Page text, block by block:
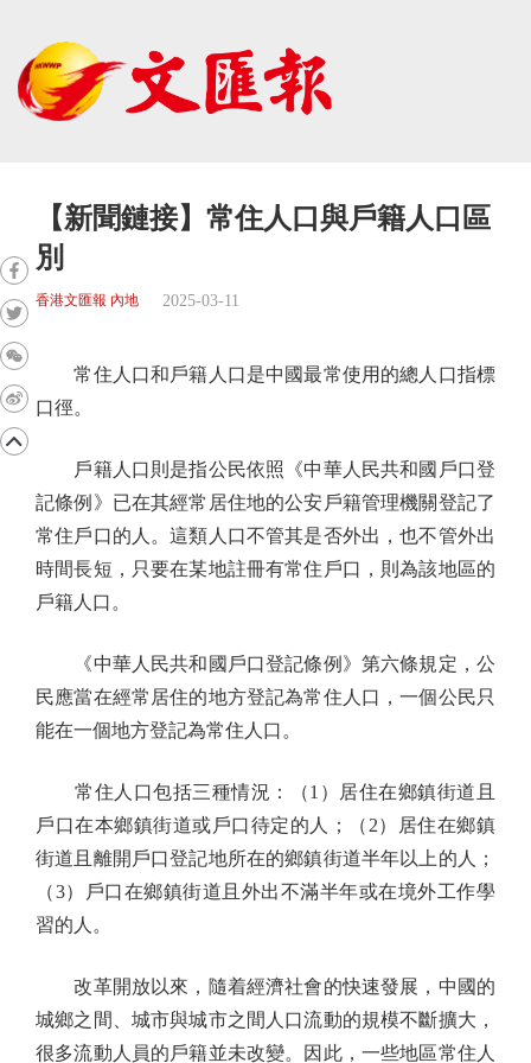
【新聞鏈接】常住人口與戶籍人口區
別
香港文匯報 內地 2025-03-11
常住人口和戶籍人口是中國最常使用的總人口指標
口徑。
戶籍人口則是指公民依照《中華人民共和國戶口登
記條例》已在其經常居住地的公安戶籍管理機關登記了
常住戶口的人。這類人口不管其是否外出，也不管外出
時間長短，只要在某地註冊有常住戶口，則為該地區的
戶籍人口。
《中華人民共和國戶口登記條例》第六條規定，公
民應當在經常居住的地方登記為常住人口，一個公民只
能在一個地方登記為常住人口。
常住人口包括三種情況：（1）居住在鄉鎮街道且
戶口在本鄉鎮街道或戶口待定的人；（2）居住在鄉鎮
街道且離開戶口登記地所在的鄉鎮街道半年以上的人；
（3）戶口在鄉鎮街道且外出不滿半年或在境外工作學
習的人。
改革開放以來，隨着經濟社會的快速發展，中國的
城鄉之間、城市與城市之間人口流動的規模不斷擴大，
很多流動人員的戶籍並未改變。因此，一些地區常住人